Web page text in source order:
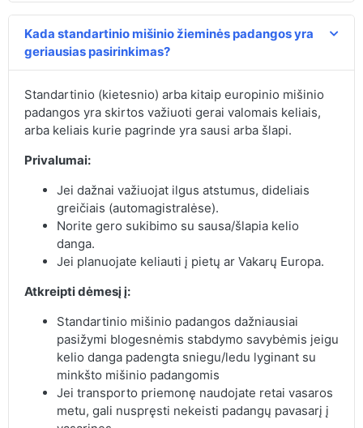
Kada standartinio mišinio žieminės padangos yra
geriausias pasirinkimas?
Standartinio (kietesnio) arba kitaip europinio mišinio
padangos yra skirtos važiuoti gerai valomais keliais,
arba keliais kurie pagrinde yra sausi arba šlapi.
Privalumai:
Jei dažnai važiuojat ilgus atstumus, dideliais
greičiais (automagistralėse).
Norite gero sukibimo su sausa/šlapia kelio
danga.
Jei planuojate keliauti į pietų ar Vakarų Europa.
Atkreipti dėmesį į:
Standartinio mišinio padangos dažniausiai
pasižymi blogesnėmis stabdymo savybėmis jeigu
kelio danga padengta sniegu/ledu lyginant su
minkšto mišinio padangomis
Jei transporto priemonę naudojate retai vasaros
metu, gali nuspręsti nekeisti padangų pavasarį į